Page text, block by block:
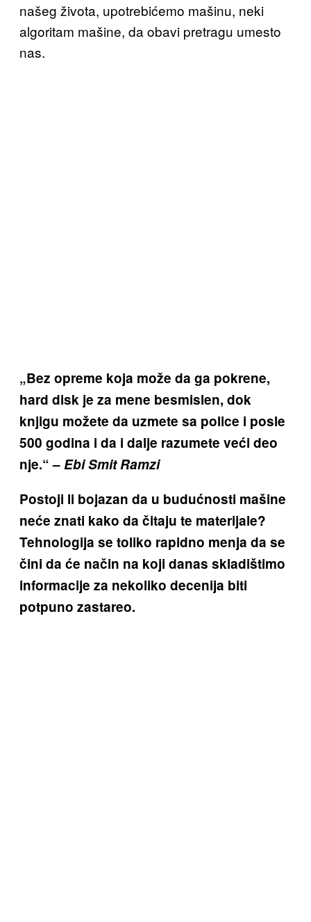
našeg života, upotrebićemo mašinu, neki
algoritam mašine, da obavi pretragu umesto
nas.
„Bez opreme koja može da ga pokrene,
hard disk je za mene besmislen, dok
knjigu možete da uzmete sa police i posle
500 godina i da i dalje razumete veći deo
nje.“ –Ebi Smit Ramzi
Postoji li bojazan da u budućnosti mašine
neće znati kako da čitaju te materijale?
Tehnologija se toliko rapidno menja da se
čini da će način na koji danas skladištimo
informacije za nekoliko decenija biti
potpuno zastareo.